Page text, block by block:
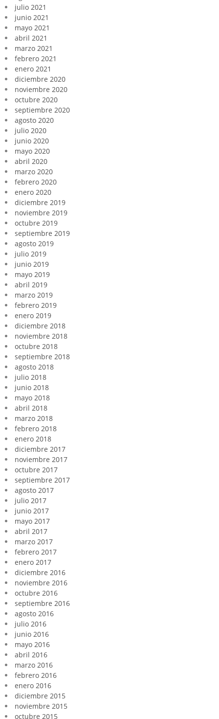
julio 2021
junio 2021
mayo 2021
abril 2021
marzo 2021
febrero 2021
enero 2021
diciembre 2020
noviembre 2020
octubre 2020
septiembre 2020
agosto 2020
julio 2020
junio 2020
mayo 2020
abril 2020
marzo 2020
febrero 2020
enero 2020
diciembre 2019
noviembre 2019
octubre 2019
septiembre 2019
agosto 2019
julio 2019
junio 2019
mayo 2019
abril 2019
marzo 2019
febrero 2019
enero 2019
diciembre 2018
noviembre 2018
octubre 2018
septiembre 2018
agosto 2018
julio 2018
junio 2018
mayo 2018
abril 2018
marzo 2018
febrero 2018
enero 2018
diciembre 2017
noviembre 2017
octubre 2017
septiembre 2017
agosto 2017
julio 2017
junio 2017
mayo 2017
abril 2017
marzo 2017
febrero 2017
enero 2017
diciembre 2016
noviembre 2016
octubre 2016
septiembre 2016
agosto 2016
julio 2016
junio 2016
mayo 2016
abril 2016
marzo 2016
febrero 2016
enero 2016
diciembre 2015
noviembre 2015
octubre 2015